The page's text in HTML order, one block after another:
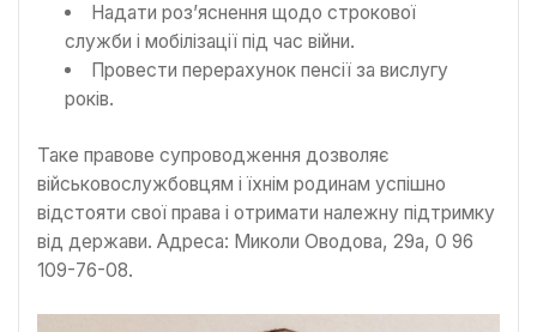
Надати роз’яснення щодо строкової
служби і мобілізації під час війни.
Провести перерахунок пенсії за вислугу
років.
Таке правове супроводження дозволяє
військовослужбовцям і їхнім родинам успішно
відстояти свої права і отримати належну підтримку
від держави. Адреса: Миколи Оводова, 29а, 0 96
109-76-08.